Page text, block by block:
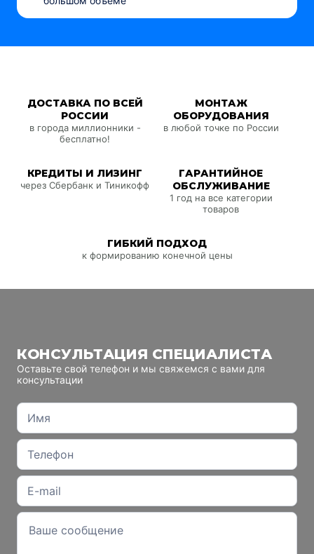
ДОСТАВКА ПО ВСЕЙ
РОССИИ
в города миллионники -
бесплатно!
МОНТАЖ
ОБОРУДОВАНИЯ
в любой точке по России
КРЕДИТЫ И ЛИЗИНГ
через Сбербанк и Тиникофф
ГАРАНТИЙНОЕ
ОБСЛУЖИВАНИЕ
1 год на все категории
товаров
ГИБКИЙ ПОДХОД
к формированию конечной цены
КОНСУЛЬТАЦИЯ СПЕЦИАЛИСТА
Оставьте свой телефон и мы свяжемся с вами для
консультации